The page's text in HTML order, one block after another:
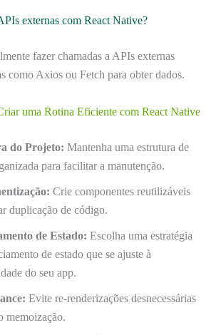
externas com React Native?
fazer chamadas a APIs externas
como Axios ou Fetch para obter dados.
uma Rotina Eficiente com React Native
do Projeto: Mantenha uma estrutura de
para facilitar a manutenção.
Crie componentes reutilizáveis
duplicação de código.
de Estado: Escolha uma estratégia
de estado que se ajuste à
do seu app.
Evite re-renderizações desnecessárias
memoização.